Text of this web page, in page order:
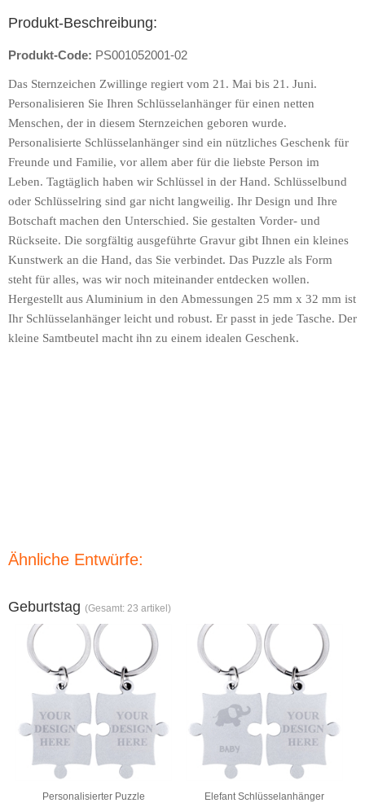
Produkt-Beschreibung:
Produkt-Code: PS001052001-02
Das Sternzeichen Zwillinge regiert vom 21. Mai bis 21. Juni.
Personalisieren Sie Ihren Schlüsselanhänger für einen netten
Menschen, der in diesem Sternzeichen geboren wurde.
Personalisierte Schlüsselanhänger sind ein nützliches Geschenk für
Freunde und Familie, vor allem aber für die liebste Person im
Leben. Tagtäglich haben wir Schlüssel in der Hand. Schlüsselbund
oder Schlüsselring sind gar nicht langweilig. Ihr Design und Ihre
Botschaft machen den Unterschied. Sie gestalten Vorder- und
Rückseite. Die sorgfältig ausgeführte Gravur gibt Ihnen ein kleines
Kunstwerk an die Hand, das Sie verbindet. Das Puzzle als Form
steht für alles, was wir noch miteinander entdecken wollen.
Hergestellt aus Aluminium in den Abmessungen 25 mm x 32 mm ist
Ihr Schlüsselanhänger leicht und robust. Er passt in jede Tasche. Der
kleine Samtbeutel macht ihn zu einem idealen Geschenk.
Ähnliche Entwürfe:
Geburtstag (Gesamt: 23 artikel)
Personalisierter Puzzle
Elefant Schlüsselanhänger